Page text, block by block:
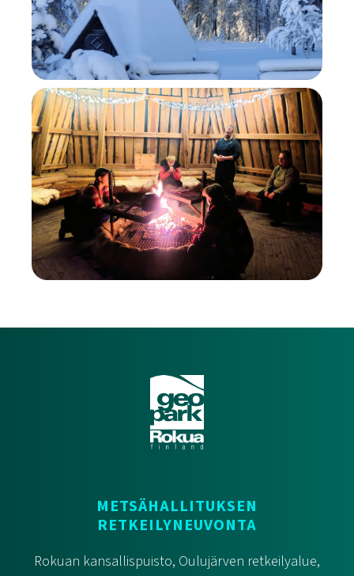
METSÄHALLITUKSEN
RETKEILYNEUVONTA
Rokuan kansallispuisto, Oulujärven retkeilyalue,